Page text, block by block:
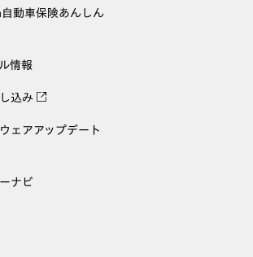
動車保険あんしん
情報
込み
ェアアップデート
ナビ